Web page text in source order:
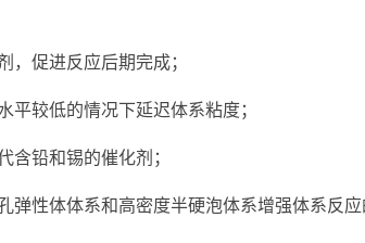
，促进反应后期完成；
平较低的情况下延迟体系粘度；
含铅和锡的催化剂；
弹性体体系和高密度半硬泡体系增强体系反应